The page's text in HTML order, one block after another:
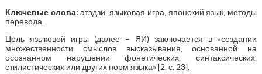
Ключевые слова: атэдзи, языковая игра, японский язык, методы
перевода.
Цель языковой игры (далее – ЯИ) заключается в «создании
множественности смыслов высказывания, основанной на
осознанном нарушении фонетических, синтаксических,
стилистических или других норм языка» [2, с. 23].